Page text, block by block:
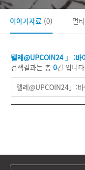
텔레@UPCOIN24」:바
검색결과는 총0건 입니
이야기자료 (0) 멀